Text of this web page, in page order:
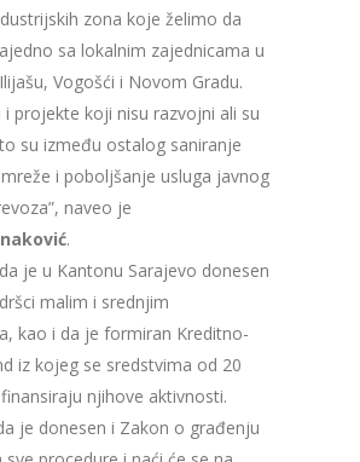
zona koje želimo da
sa lokalnim zajednicama u
Vogošći i Novom Gradu.
i projekte koji nisu razvojni ali su
su između ostalog saniranje
i poboljšanje usluga javnog
naveo je
.
je u Kantonu Sarajevo donesen
malim i srednjim
kao i da je formiran Kreditno-
iz kojeg se sredstvima od 20
njihove aktivnosti.
je donesen i Zakon o građenju